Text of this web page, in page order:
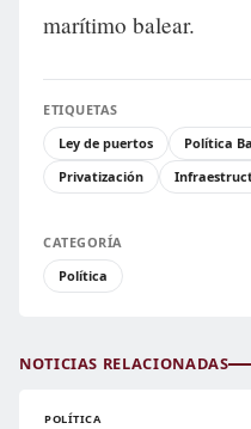
marítimo balear.
ETIQUETAS
Ley de puertos
Política
Privatización
CATEGORÍA
Política
NOTICIAS RELACIONADAS
POLÍTICA